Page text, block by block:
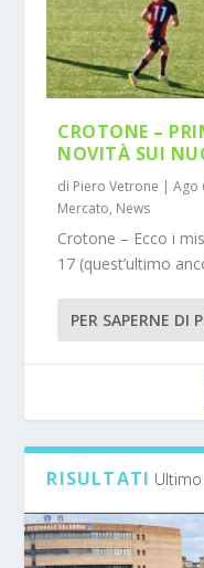
CROTONE –
NOVITÀ SUI
di Piero Vetrone |Ago
Mercato, News
Crotone – Ecco i
17 (quest’ultimo
PER SAPERNE DI
RISULTATI Ultimo